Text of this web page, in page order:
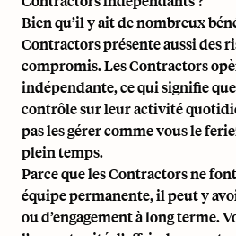
Bien qu’il y ait de nombreux
Contractors présente aussi des
compromis. Les Contractors
indépendante, ce qui signifie
contrôle sur leur activité
pas les gérer comme vous le
plein temps.
Parce que les Contractors ne
équipe permanente, il peut y
ou d’engagement à long terme.